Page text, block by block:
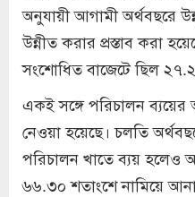
অনুযায়ী আগামী অর্থবছরে
উন্নীত করার প্রস্তাব করা
সংশোধিত বাজেটে ছিল
একই সঙ্গে পরিচালন
নেওয়া হয়েছে। চলতি
পরিচালন খাতে ব্যয় হলেও
৬৬.৩০ শতাংশে নামিয়ে